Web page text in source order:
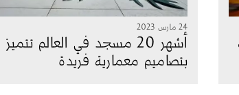
24 مارس 2023
أشهر 20 مسجد في العالم تتميز
بتصاميم معمارية فريدة